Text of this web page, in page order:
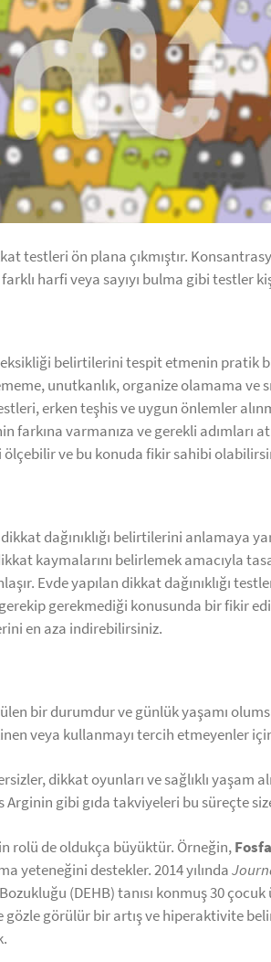
testleri ön plana çıkmıştır.
harfi veya sayıyı bulma gibi testler
belirtilerini tespit etmenin pratik
unutkanlık, organize olamama ve
erken teşhis ve uygun önlemler
varmanıza ve gerekli adımları
ve bu konuda fikir sahibi
dağınıklığı belirtilerini anlamaya
kaymalarını belirlemek amacıyla
Evde yapılan dikkat dağınıklığı
gerekmediği konusunda bir fikir
en aza indirebilirsiniz.
bir durumdur ve günlük yaşamı
veya kullanmayı tercih etmeyenler
dikkat oyunları ve sağlıklı yaşam
gibi gıda takviyeleri bu süreçte
rolü de oldukça büyüktür. Örneğin,
yeteneğini destekler. 2014 yılında
(DEHB) tanısı konmuş 30
gözle görülür bir artış ve hiperaktivite